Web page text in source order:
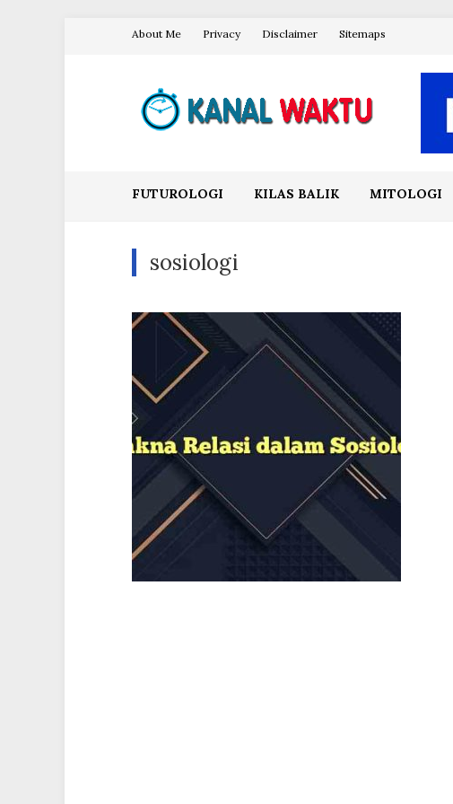
About Me Privacy Disclaimer Sitemaps
FUTUROLOGI KILAS BALIK MITOLOGI
sosiologi